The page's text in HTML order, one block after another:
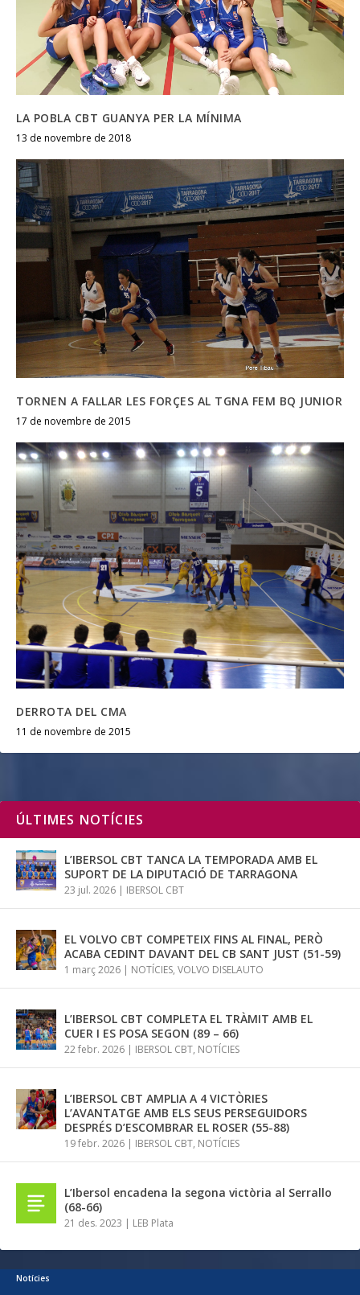
LA POBLA CBT GUANYA PER LA MÍNIMA
13 de novembre de 2018
TORNEN A FALLAR LES FORÇES AL TGNA FEM BQ JUNIOR
17 de novembre de 2015
DERROTA DEL CMA
11 de novembre de 2015
ÚLTIMES NOTÍCIES
L’IBERSOL CBT TANCA LA TEMPORADA AMB EL
SUPORT DE LA DIPUTACIÓ DE TARRAGONA
23 jul. 2026 | IBERSOL CBT
EL VOLVO CBT COMPETEIX FINS AL FINAL, PERÒ
ACABA CEDINT DAVANT DEL CB SANT JUST (51-59)
1 març 2026 | NOTÍCIES, VOLVO DISELAUTO
L’IBERSOL CBT COMPLETA EL TRÀMIT AMB EL
CUER I ES POSA SEGON (89 – 66)
22 febr. 2026 | IBERSOL CBT, NOTÍCIES
L’IBERSOL CBT AMPLIA A 4 VICTÒRIES
L’AVANTATGE AMB ELS SEUS PERSEGUIDORS
DESPRÉS D’ESCOMBRAR EL ROSER (55-88)
19 febr. 2026 | IBERSOL CBT, NOTÍCIES
L’Ibersol encadena la segona victòria al Serrallo
(68-66)
21 des. 2023 | LEB Plata
Notícies